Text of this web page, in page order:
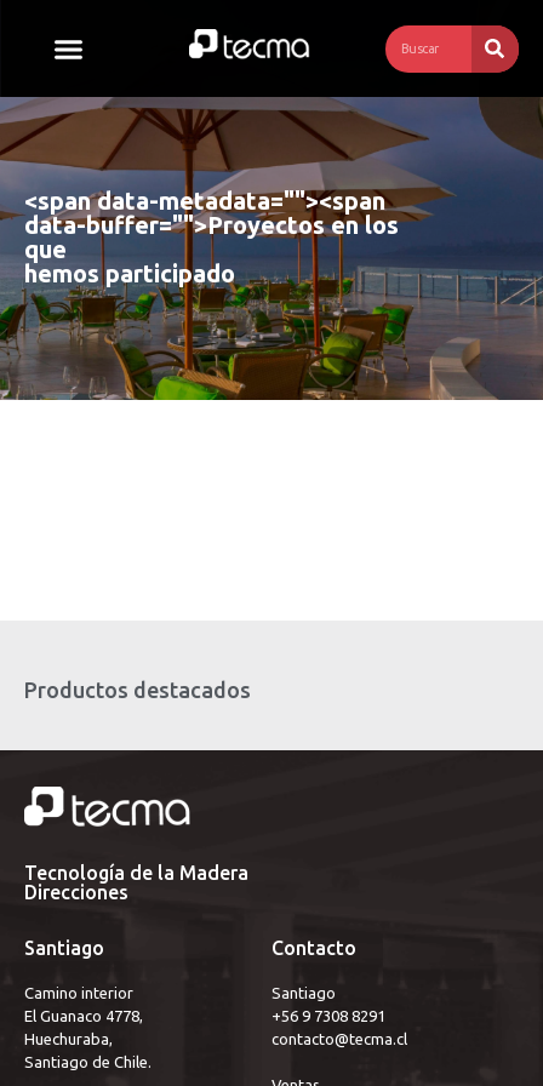
<span data-metadata=""><span
data-buffer="">Proyectos en los
que
hemos participado
Productos destacados
Tecnología de la Madera
Direcciones
Santiago
Camino interior
El Guanaco 4778,
Huechuraba,
Santiago de Chile.
Contacto
Santiago
+56 9 7308 8291
contacto@tecma.cl